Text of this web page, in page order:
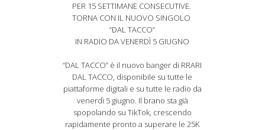
PER 15 SETTIMANE CONSECUTIVE.
TORNA CON IL NUOVO SINGOLO
“DAL TACCO”
IN RADIO DA VENERDÌ 5 GIUGNO
“DAL TACCO” è il nuovo banger di RRARI
DAL TACCO, disponibile su tutte le
piattaforme digitali e su tutte le radio da
venerdì 5 giugno. Il brano sta già
spopolando su TikTok, crescendo
rapidamente pronto a superare le 25K